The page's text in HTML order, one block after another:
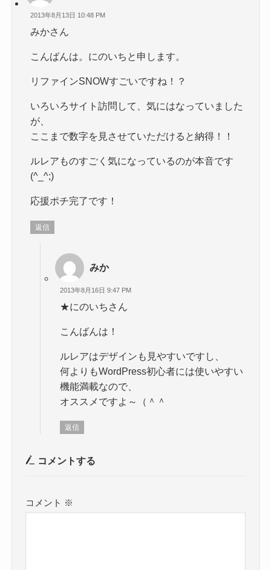
2013年8月13日 10:48 PM
みかさん
こんばんは。にのいちと申します。
リファインSNOWすごいですね！？
いろいろサイト訪問して、気にはなっていました
が、
ここまで数字を見させていただけると納得！！
ルレアものすごく気になっているのが本音です
(^_^;)
応援ポチ完了です！
返信
みか
2013年8月16日 9:47 PM
★にのいちさん
こんばんは！
ルレアはデザインも見やすいですし、
何よりもWordPress初心者には使いやすい
機能満載なので、
オススメですよ～（＾＾
返信
コメントする
コメント ※